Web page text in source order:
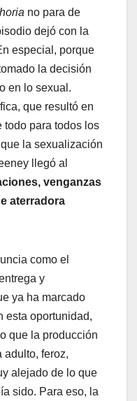
no para de
dejó con la
especial, porque
la decisión
en lo sexual.
que resultó en
todo para todos los
la sexualización
llegó al
venganzas
aterradora
como el
y
ya ha marcado
esta oportunidad,
que la producción
adulto, feroz,
alejado de lo que
sido. Para eso, la